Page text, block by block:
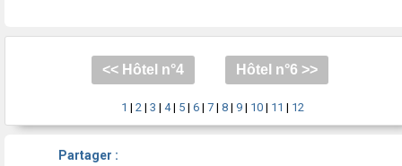
<< Hôtel n°4 Hôtel n°6 >>
1 | 2 | 3 | 4| 5 | 6 | 7 | 8 | 9 | 10 | 11 | 12
Partager :